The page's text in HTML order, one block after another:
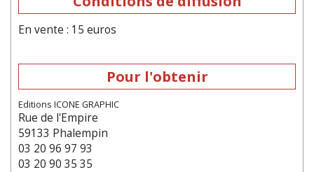
En vente : 15 euros
Pour l'obtenir
Editions ICONE GRAPHIC
Rue de l'Empire
59133 Phalempin
03 20 96 97 93
03 20 90 35 35